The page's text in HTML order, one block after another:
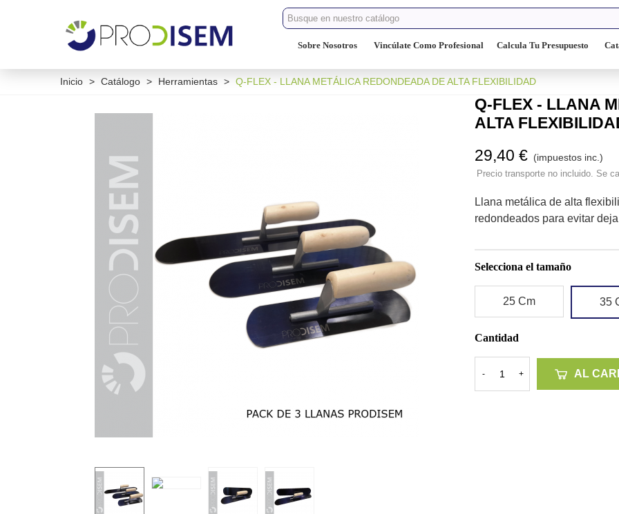
Sobre Nosotros Vincúlate Como Profesional Calcula Tu Presupuesto
Inicio > Catálogo > Herramientas > Q-FLEX - LLANA METÁLICA REDONDEADA DE ALTA FLEXIBILIDAD
Q-FLEX - LLANA
ALTA
29,40 € (impuestos inc.)
Precio transporte no incluido. Se
Llana metálica de alta
redondeados para evitar
Selecciona el tamaño
25 Cm 35
Cantidad
- + AL